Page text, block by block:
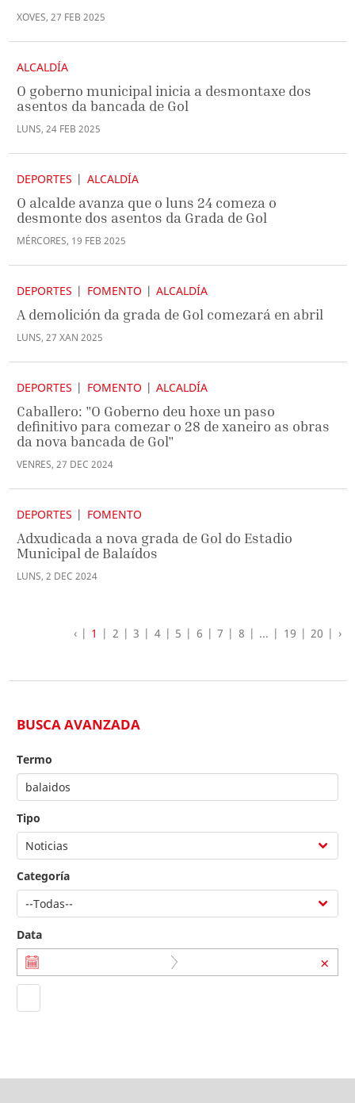
XOVES, 27 FEB 2025
ALCALDÍA
O goberno municipal inicia a desmontaxe dos
asentos da bancada de Gol
LUNS, 24 FEB 2025
DEPORTES ALCALDÍA
O alcalde avanza que o luns 24 comeza o
desmonte dos asentos da Grada de Gol
MÉRCORES, 19 FEB 2025
DEPORTES FOMENTO ALCALDÍA
A demolición da grada de Gol comezará en abril
LUNS, 27 XAN 2025
DEPORTES FOMENTO ALCALDÍA
Caballero: "O Goberno deu hoxe un paso
definitivo para comezar o 28 de xaneiro as obras
da nova bancada de Gol"
VENRES, 27 DEC 2024
DEPORTES FOMENTO
Adxudicada a nova grada de Gol do Estadio
Municipal de Balaídos
LUNS, 2 DEC 2024
‹ 1 2 3 4 5 6 7 8 ... 19 20 ›
BUSCA AVANZADA
Termo
Tipo
Categoría
Data
＋